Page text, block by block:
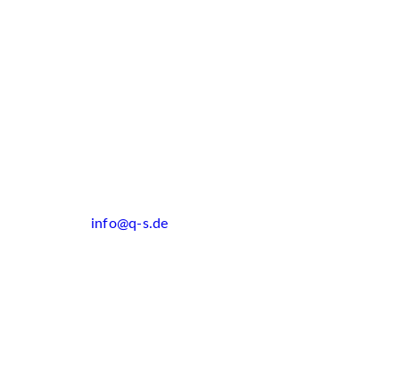
info@q-s.de